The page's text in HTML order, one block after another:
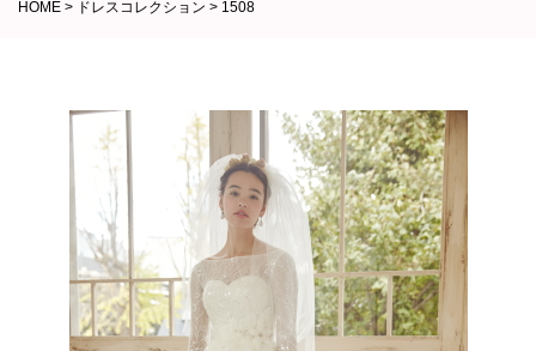
HOME > ドレスコレクション > 1508